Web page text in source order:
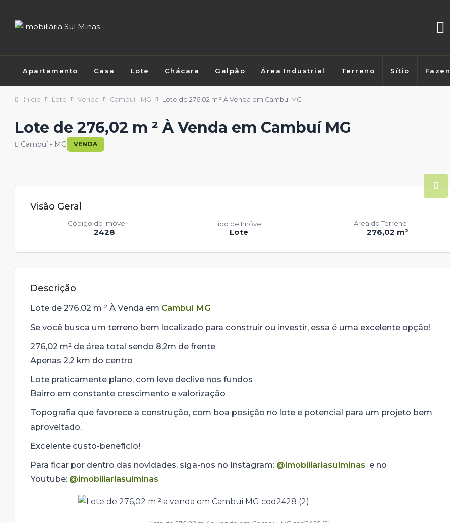
Apartamento Casa Lote Chácara Galpão Área Industrial Terreno Sítio
Início Lote Venda Cambuí - MG Lote de 276,02 m ² À Venda em Cambuí MG
Lote de 276,02 m ² À Venda em Cambuí MG
Cambuí - MG VENDA
Visão Geral
2428
Código do Imóvel
Lote
Tipo de Imóvel
276,02 m²
Área do Terreno
Descrição
Lote de 276,02 m ² À Venda em Cambuí MG
Se você busca um terreno bem localizado para construir ou investir, essa é uma excelente opção!
276,02 m² de área total sendo 8,2m de frente
Apenas 2,2 km do centro
Lote praticamente plano, com leve declive nos fundos
Bairro em constante crescimento e valorização
Topografia que favorece a construção, com boa posição no lote e potencial para um projeto bem
aproveitado.
Excelente custo-benefício!
Para ficar por dentro das novidades, siga-nos no Instagram: @imobiliariasulminas e no
Youtube: @imobiliariasulminas